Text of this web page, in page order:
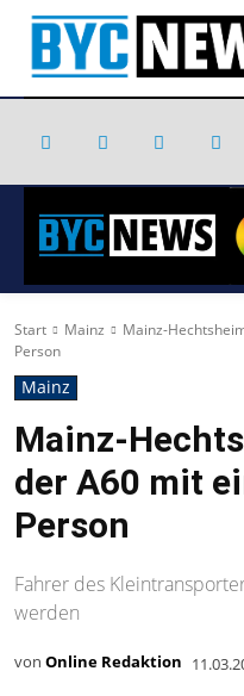
Start Mainz
Mainz-
Person
Mainz
Mainz-
der A60 mit
Person
Fahrer des
werden
von Online Redaktion